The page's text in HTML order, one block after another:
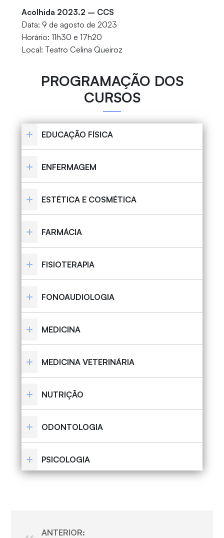
Acolhida 2023.2 – CCS
Data: 9 de agosto de 2023
Horário: 11h30 e 17h20
Local: Teatro Celina Queiroz
PROGRAMAÇÃO DOS
CURSOS
EDUCAÇÃO FÍSICA
ENFERMAGEM
ESTÉTICA E COSMÉTICA
FARMÁCIA
FISIOTERAPIA
FONOAUDIOLOGIA
MEDICINA
MEDICINA VETERINÁRIA
NUTRIÇÃO
ODONTOLOGIA
PSICOLOGIA
ANTERIOR: